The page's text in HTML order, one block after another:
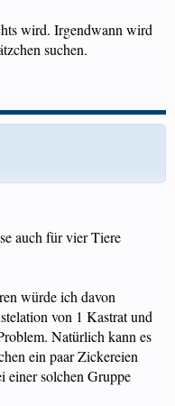
wird. Irgendwann wird
suchen.
auch für vier Tiere
würde ich davon
von 1 Kastrat und
Natürlich kann es
ein paar Zickereien
einer solchen Gruppe